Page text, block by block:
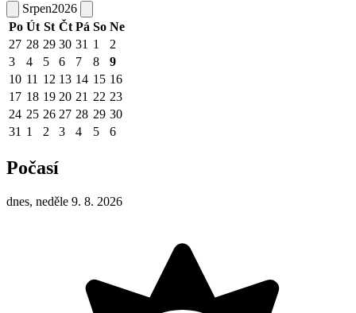
Srpen2026
Po Út St Čt Pá So Ne
27 28 29 30 31 1
2
3
4 5 6 7 8
9
10 11 12 13 14 15 16
17 18 19 20 21 22 23
24 25 26 27 28 29 30
31 1 2 3 4 5 6
Počasí
dnes, neděle 9. 8. 2026